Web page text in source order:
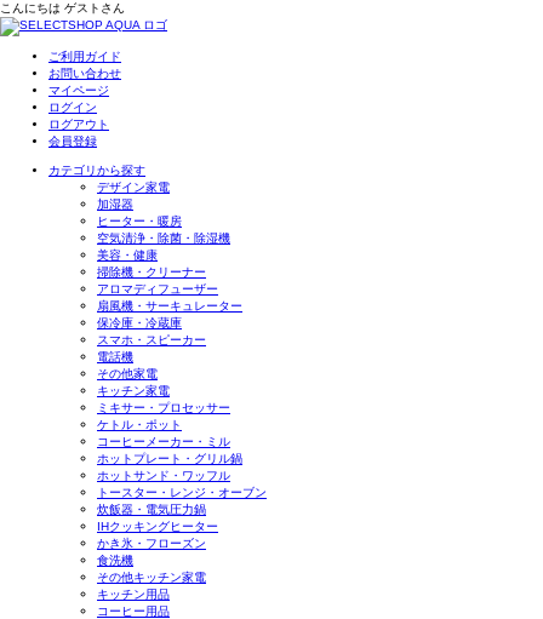
こんにちは ゲスト さん
ご利用ガイド
お問い合わせ
マイページ
ログイン
ログアウト
会員登録
カテゴリから探す
デザイン家電
加湿器
ヒーター・暖房
空気清浄・除菌・除湿機
美容・健康
掃除機・クリーナー
アロマディフューザー
扇風機・サーキュレーター
保冷庫・冷蔵庫
スマホ・スピーカー
電話機
その他家電
キッチン家電
ミキサー・プロセッサー
ケトル・ポット
コーヒーメーカー・ミル
ホットプレート・グリル鍋
ホットサンド・ワッフル
トースター・レンジ・オーブン
炊飯器・電気圧力鍋
IHクッキングヒーター
かき氷・フローズン
食洗機
その他キッチン家電
キッチン用品
コーヒー用品